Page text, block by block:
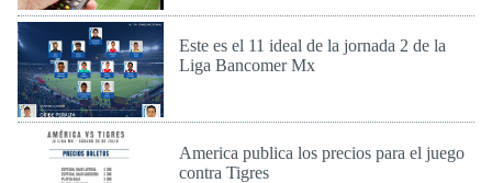
Este es el 11 ideal de la jornada 2 de la
Liga Bancomer Mx
America publica los precios para el juego
contra Tigres